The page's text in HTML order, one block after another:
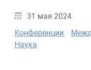
31 мая 2024
Конференции
Наука